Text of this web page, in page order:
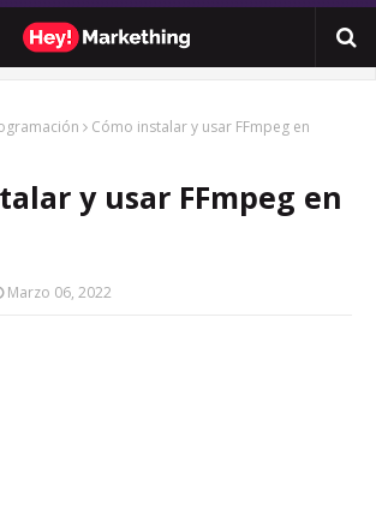
Cómo instalar y usar FFmpeg en
y usar FFmpeg en
Marzo 06, 2022